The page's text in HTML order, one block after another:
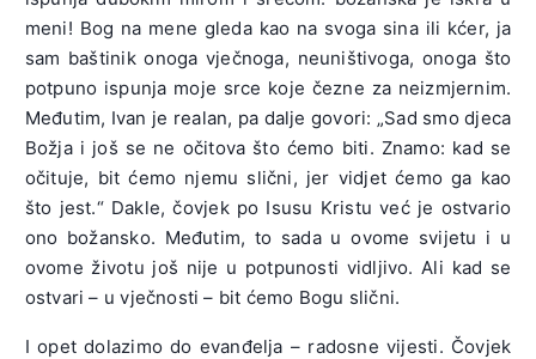
meni! Bog na mene gleda kao na svoga sina ili kćer, ja
sam baštinik onoga vječnoga, neuništivoga, onoga što
potpuno ispunja moje srce koje čezne za neizmjernim.
Međutim, Ivan je realan, pa dalje govori: „Sad smo djeca
Božja i još se ne očitova što ćemo biti. Znamo: kad se
očituje, bit ćemo njemu slični, jer vidjet ćemo ga kao
što jest.“ Dakle, čovjek po Isusu Kristu već je ostvario
ono božansko. Međutim, to sada u ovome svijetu i u
ovome životu još nije u potpunosti vidljivo. Ali kad se
ostvari – u vječnosti – bit ćemo Bogu slični.
I opet dolazimo do evanđelja – radosne vijesti. Čovjek